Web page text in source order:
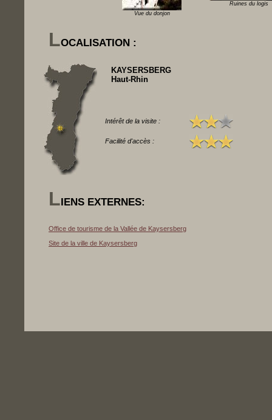
Vue du donjon
Ruines du logis
LOCALISATION :
KAYSERSBERG
Haut-Rhin
Intérêt de la visite :
Facilité d'accès :
LIENS EXTERNES:
Office de tourisme de la Vallée de Kaysersberg
Site de la ville de Kaysersberg